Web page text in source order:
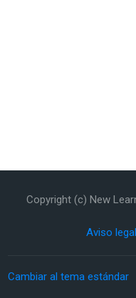
AnteriorCopyright (c) New
Aviso legal
Cambiar al tema estándar